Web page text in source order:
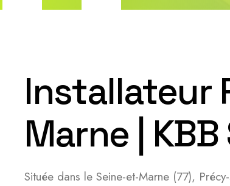
Installateur
Marne |
Située dans le Seine-et-Marne (77),